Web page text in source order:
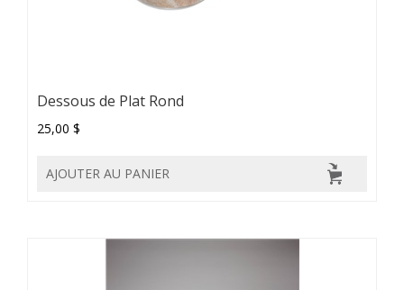
Dessous de Plat Rond
25,00 $
AJOUTER AU PANIER